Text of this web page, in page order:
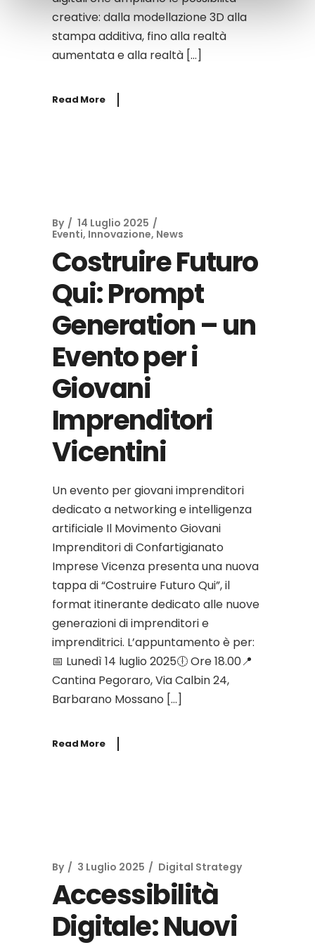
creative: dalla modellazione 3D alla
stampa additiva, fino alla realtà
aumentata e alla realtà […]
Read More
By
14 Luglio 2025
Eventi, Innovazione, News
Costruire Futuro
Qui: Prompt
Generation – un
Evento per i
Giovani
Imprenditori
Vicentini
Un evento per giovani imprenditori
dedicato a networking e intelligenza
artificiale Il Movimento Giovani
Imprenditori di Confartigianato
Imprese Vicenza presenta una nuova
tappa di “Costruire Futuro Qui”, il
format itinerante dedicato alle nuove
generazioni di imprenditori e
imprenditrici. L’appuntamento è per:
📅 Lunedì 14 luglio 2025🕕 Ore 18.00📍
Cantina Pegoraro, Via Calbin 24,
Barbarano Mossano […]
Read More
By 3 Luglio 2025 Digital Strategy
Accessibilità
Digitale: Nuovi